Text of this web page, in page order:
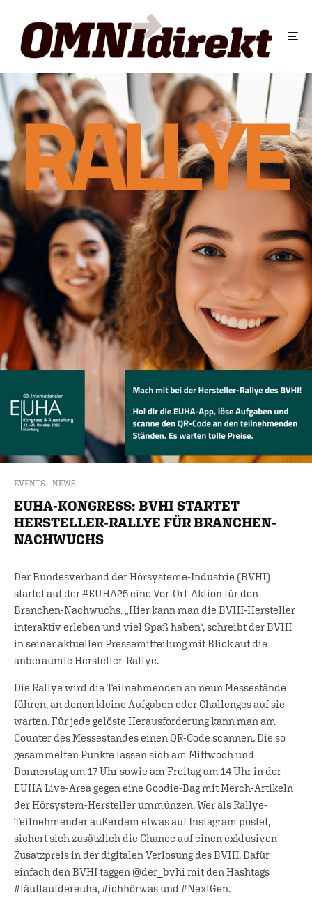
EVENTS NEWS
EUHA-KONGRESS: BVHI STARTET
HERSTELLER-RALLYE FÜR BRANCHEN-
NACHWUCHS
Der Bundesverband der Hörsysteme-Industrie (BVHI)
startet auf der #EUHA25 eine Vor-Ort-Aktion für den
Branchen-Nachwuchs. „Hier kann man die BVHI-Hersteller
interaktiv erleben und viel Spaß haben“, schreibt der BVHI
in seiner aktuellen Pressemitteilung mit Blick auf die
anberaumte Hersteller-Rallye.
Die Rallye wird die Teilnehmenden an neun Messestände
führen, an denen kleine Aufgaben oder Challenges auf sie
warten. Für jede gelöste Herausforderung kann man am
Counter des Messestandes einen QR-Code scannen. Die so
gesammelten Punkte lassen sich am Mittwoch und
Donnerstag um 17 Uhr sowie am Freitag um 14 Uhr in der
EUHA Live-Area gegen eine Goodie-Bag mit Merch-Artikeln
der Hörsystem-Hersteller ummünzen. Wer als Rallye-
Teilnehmender außerdem etwas auf Instagram postet,
sichert sich zusätzlich die Chance auf einen exklusiven
Zusatzpreis in der digitalen Verlosung des BVHI. Dafür
einfach den BVHI taggen @der_bvhi mit den Hashtags
#läuftaufdereuha, #ichhörwas und #NextGen.